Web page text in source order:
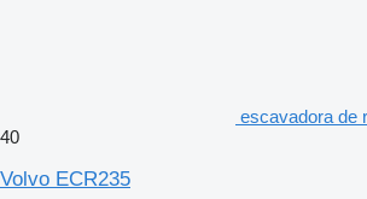
escavadora de
40
Volvo ECR235